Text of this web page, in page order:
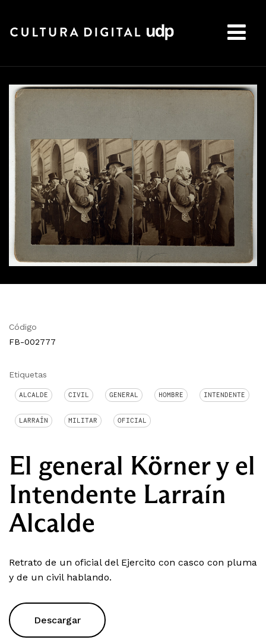
Código
FB-002777
Etiquetas
ALCALDE CIVIL GENERAL HOMBRE INTENDENTE
LARRAÍN MILITAR OFICIAL
El general Körner y el
Intendente Larraín
Alcalde
Retrato de un oficial del Ejercito con casco con pluma
y de un civil hablando.
Descargar